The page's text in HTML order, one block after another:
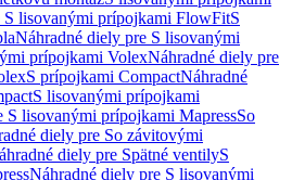
S lisovanými prípojkami FlowFitS
Náhradné diely pre S lisovanými
prípojkami VolexNáhradné diely pre
S prípojkami CompactNáhradné
S lisovanými prípojkami
S lisovanými prípojkami MapressSo
diely pre So závitovými
diely pre Spätné ventilyS
Náhradné diely pre S lisovanými